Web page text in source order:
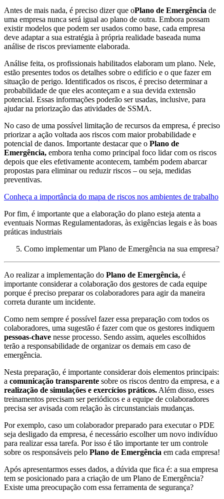
Antes de mais nada, é preciso dizer que oPlano de Emergência de
uma empresa nunca será igual ao plano de outra. Embora possam
existir modelos que podem ser usados como base, cada empresa
deve adaptar a sua estratégia à própria realidade baseada numa
análise de riscos previamente elaborada.
Análise feita, os profissionais habilitados elaboram um plano. Nele,
estão presentes todos os detalhes sobre o edifício e o que fazer em
situação de perigo. Identificados os riscos, é preciso determinar a
probabilidade de que eles aconteçam e a sua devida extensão
potencial. Essas informações poderão ser usadas, inclusive, para
ajudar na priorização das atividades de SSMA.
No caso de uma possível limitação de recursos da empresa, é preciso
priorizar a ação voltada aos riscos com maior probabilidade e
potencial de danos. Importante destacar que o Plano de
Emergência, embora tenha como principal foco lidar com os riscos
depois que eles efetivamente acontecem, também podem abarcar
propostas para eliminar ou reduzir riscos – ou seja, medidas
preventivas.
Conheça a importância do mapa de riscos nos ambientes de trabalho
Por fim, é importante que a elaboração do plano esteja atenta a
eventuais Normas Regulamentadoras, às exigências legais e às boas
práticas industriais
Como implementar um Plano de Emergência na sua empresa?
Ao realizar a implementação do Plano de Emergência, é
importante considerar a colaboração dos gestores de cada equipe
porque é preciso preparar os colaboradores para agir da maneira
correta durante um incidente.
Como nem sempre é possível fazer essa preparação com todos os
colaboradores, uma sugestão é fazer com que os gestores indiquem
pessoas-chave nesse processo. Sendo assim, aqueles escolhidos
terão a responsabilidade de organizar os demais em caso de
emergência.
Nesta preparação, é importante considerar dois elementos principais:
a comunicação transparente sobre os riscos dentro da empresa, e a
realização de simulações e exercícios práticos. Além disso, esses
treinamentos precisam ser periódicos e a equipe de colaboradores
precisa ser avisada com relação às circunstanciais mudanças.
Por exemplo, caso um colaborador preparado para executar o PDE
seja desligado da empresa, é necessário escolher um novo indivíduo
para realizar essa tarefa. Por isso é tão importante ter um controle
sobre os responsáveis pelo Plano de Emergência em cada empresa!
Após apresentarmos esses dados, a dúvida que fica é: a sua empresa
tem se posicionado para a criação de um Plano de Emergência?
Existe uma preocupação com essa ferramenta de segurança?